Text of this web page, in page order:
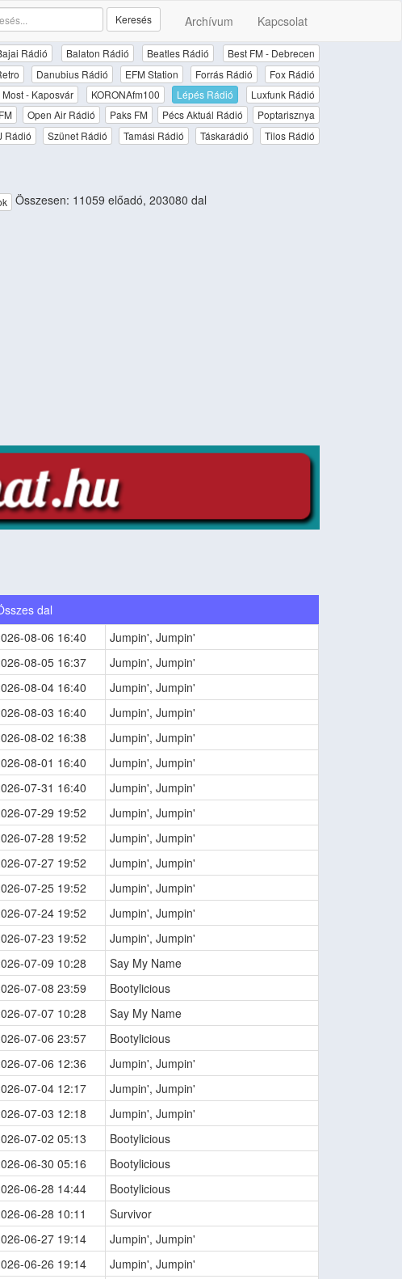
Archívum Kapcsolat
Keresés
Rádió Balaton Rádió Beatles Rádió
Best FM - Debrecen
Danubius Rádió EFM Station Forrás Rádió
Fox Rádió
- Kaposvár KORONAfm100 Lépés Rádió
Luxfunk Rádió
Open Air Rádió Paks FM Pécs Aktuál Rádió
Poptarisznya
Rádió Szünet Rádió Tamási Rádió Táskarádió
Tilos Rádió
Összesen: 11059 előadó, 203080 dal
dal
08-06 16:40
Jumpin', Jumpin'
08-05 16:37
Jumpin', Jumpin'
08-04 16:40
Jumpin', Jumpin'
08-03 16:40
Jumpin', Jumpin'
08-02 16:38
Jumpin', Jumpin'
08-01 16:40
Jumpin', Jumpin'
07-31 16:40
Jumpin', Jumpin'
07-29 19:52
Jumpin', Jumpin'
07-28 19:52
Jumpin', Jumpin'
07-27 19:52
Jumpin', Jumpin'
07-25 19:52
Jumpin', Jumpin'
07-24 19:52
Jumpin', Jumpin'
07-23 19:52
Jumpin', Jumpin'
07-09 10:28
Say My Name
07-08 23:59
Bootylicious
07-07 10:28
Say My Name
07-06 23:57
Bootylicious
07-06 12:36
Jumpin', Jumpin'
07-04 12:17
Jumpin', Jumpin'
07-03 12:18
Jumpin', Jumpin'
07-02 05:13
Bootylicious
06-30 05:16
Bootylicious
06-28 14:44
Bootylicious
06-28 10:11
Survivor
06-27 19:14
Jumpin', Jumpin'
06-26 19:14
Jumpin', Jumpin'